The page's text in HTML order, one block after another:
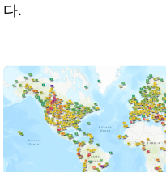
다.